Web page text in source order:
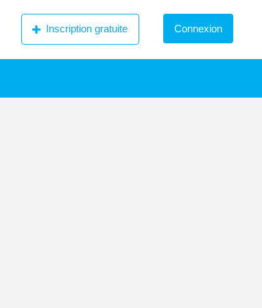
Inscription gratuite Connexion